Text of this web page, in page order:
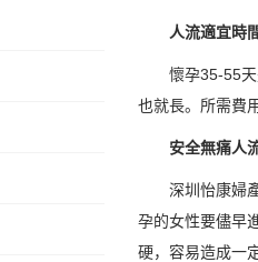
人流適宜時
懷孕35-55
也就長。所需費
安全無痛人
深圳怡康婦
孕的女性要儘早
硬，容易造成一